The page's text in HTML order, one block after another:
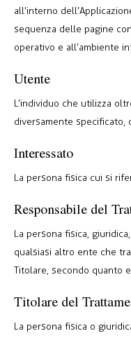
all’interno
sequenza delle pagine
operativo e all’ambiente
Utente
L’individuo che utilizza
diversamente specificato,
Interessato
La persona fisica cui si
Responsabile del
La persona fisica,
qualsiasi altro ente che
Titolare, secondo quanto
Titolare del
La persona fisica o